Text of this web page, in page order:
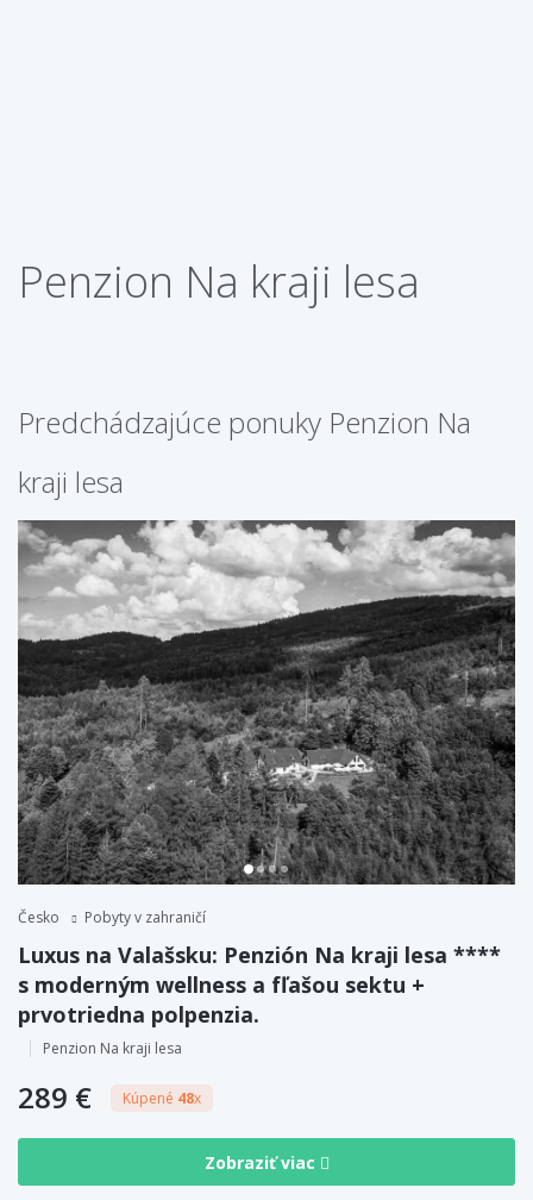
Penzion Na kraji lesa
Predchádzajúce ponuky Penzion Na
kraji lesa
Česko Pobyty v zahraničí
Luxus na Valašsku: Penzión Na kraji lesa ****
s moderným wellness a fľašou sektu +
prvotriedna polpenzia.
Penzion Na kraji lesa
289 € Kúpené 48x
Zobraziť viac